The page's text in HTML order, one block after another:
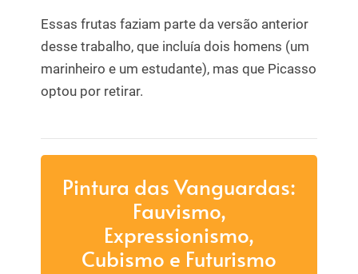
Essas frutas faziam parte da versão anterior
desse trabalho, que incluía dois homens (um
marinheiro e um estudante), mas que Picasso
optou por retirar.
Pintura das Vanguardas:
Fauvismo,
Expressionismo,
Cubismo e Futurismo